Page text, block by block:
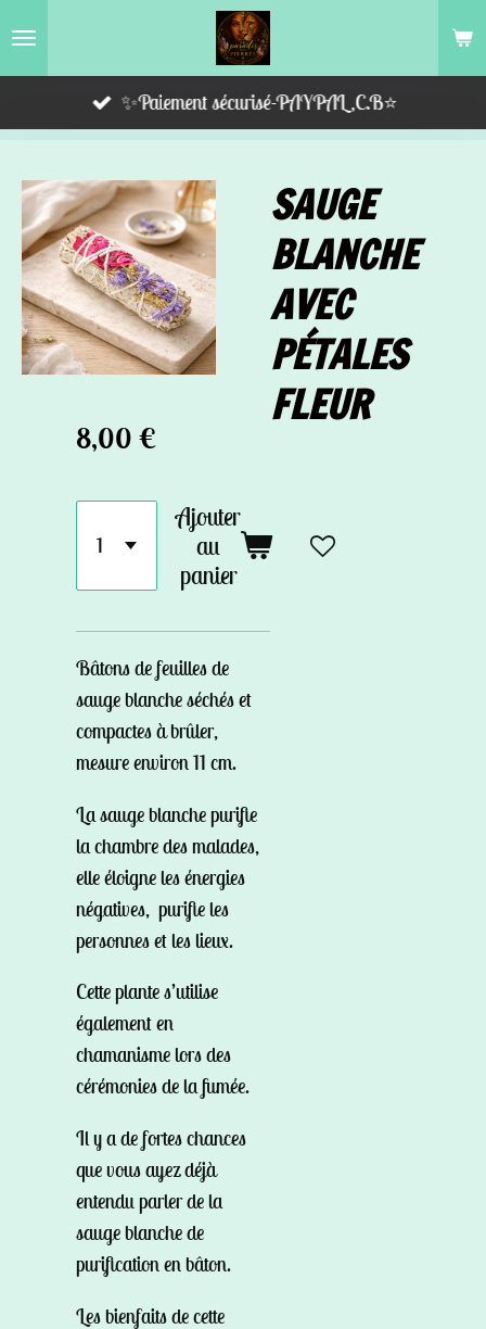
Passer
✨Paiement sécurisé-PAYPAL,C.B⭐️
SAUGE
BLANCHE
AVEC
PÉTALES
FLEUR
8,00 €
Ajouter
au
panier
Bâtons de feuilles de
sauge blanche séchés et
compactes à brûler,
mesure environ 11 cm.
La sauge blanche purifie
la chambre des malades,
elle éloigne les énergies
négatives, purifie les
personnes et les lieux.
Cette plante s’utilise
également en
chamanisme lors des
cérémonies de la fumée.
Il y a de fortes chances
que vous ayez déjà
entendu parler de la
sauge blanche de
purification en bâton.
Les bienfaits de cette